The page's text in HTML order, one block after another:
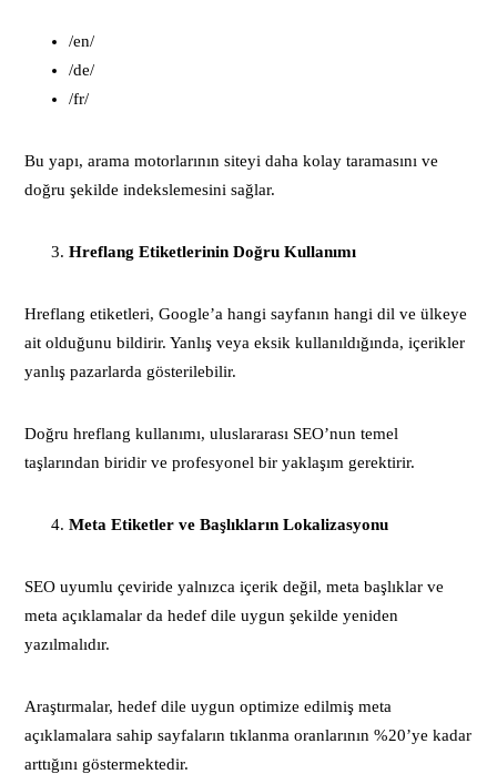
/en/
/de/
/fr/
Bu yapı, arama motorlarının siteyi daha kolay taramasını ve
doğru şekilde indekslemesini sağlar.
Hreflang Etiketlerinin Doğru Kullanımı
Hreflang etiketleri, Google’a hangi sayfanın hangi dil ve ülkeye
ait olduğunu bildirir. Yanlış veya eksik kullanıldığında, içerikler
yanlış pazarlarda gösterilebilir.
Doğru hreflang kullanımı, uluslararası SEO’nun temel
taşlarından biridir ve profesyonel bir yaklaşım gerektirir.
Meta Etiketler ve Başlıkların Lokalizasyonu
SEO uyumlu çeviride yalnızca içerik değil, meta başlıklar ve
meta açıklamalar da hedef dile uygun şekilde yeniden
yazılmalıdır.
Araştırmalar, hedef dile uygun optimize edilmiş meta
açıklamalara sahip sayfaların tıklanma oranlarının %20’ye kadar
arttığını göstermektedir.